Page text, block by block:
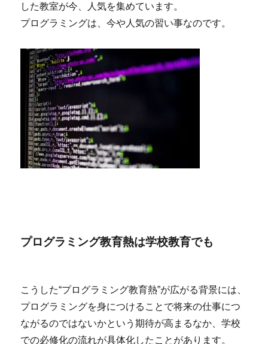
した教室が今、人気を集めています。
プログラミングは、今や人気の習い事なのです。
プログラミング教育熱は学校教育でも
こうした“プログラミング教育熱”が広がる背景には、
プログラミングを身につけることで将来の仕事につ
ながるのではないかという期待が高まるなか、学校
での必修化の流れが具体化したことがあります。